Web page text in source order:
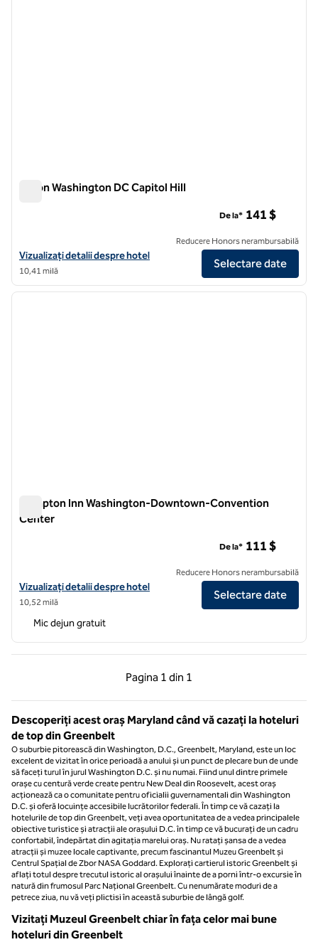
Hilton Washington DC Capitol Hill
Vizualizați detaliile hotelului Hilton Washington DC Capitol Hill
Vizualizați detalii despre hotel
10,41 milă
De la* 141 $
Reducere Honors nerambursabilă
Selectare date
1/12
1 din 12
Hampton Inn Washington-Downtown-Convention
Center
Vizualizați detaliile hotelului Hampton Inn Washington-Downtown-
Vizualizați detalii despre hotel
10,52 milă
De la* 111 $
Reducere Honors nerambursabilă
Selectare date
Mic dejun gratuit
Pagina 1 din 1
Pagina anterioară, 1 din 1
Pagina 1 din 1
Descoperiți acest oraș Maryland când vă cazați la hoteluri
de top din Greenbelt
O suburbie pitorească din Washington, D.C., Greenbelt, Maryland, este un loc
excelent de vizitat în orice perioadă a anului și un punct de plecare bun de unde
să faceți turul în jurul Washington D.C. și nu numai. Fiind unul dintre primele
orașe cu centură verde create pentru New Deal din Roosevelt, acest oraș
acționează ca o comunitate pentru oficialii guvernamentali din Washington
D.C. și oferă locuințe accesibile lucrătorilor federali. În timp ce vă cazați la
hotelurile de top din Greenbelt, veți avea oportunitatea de a vedea principalele
obiective turistice și atracții ale orașului D.C. în timp ce vă bucurați de un cadru
confortabil, îndepărtat din agitația marelui oraș. Nu ratați șansa de a vedea
atracții și muzee locale captivante, precum fascinantul Muzeu Greenbelt și
Centrul Spațial de Zbor NASA Goddard. Explorați cartierul istoric Greenbelt și
aflați totul despre trecutul istoric al orașului înainte de a porni într-o excursie în
natură din frumosul Parc Național Greenbelt. Cu nenumărate moduri de a
petrece ziua, nu vă veți plictisi în această suburbie de lângă golf.
Vizitați Muzeul Greenbelt chiar în fața celor mai bune
hoteluri din Greenbelt